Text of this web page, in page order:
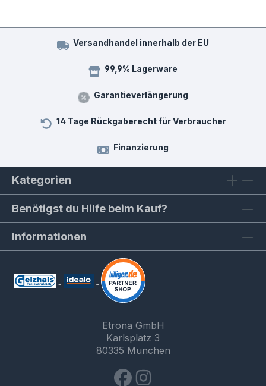
Versandhandel innerhalb der EU
99,9% Lagerware
Garantieverlängerung
14 Tage Rückgaberecht für Verbraucher
Finanzierung
Kategorien
Benötigst du Hilfe beim Kauf?
Informationen
Etrona GmbH
Karlsplatz 3
80335 München